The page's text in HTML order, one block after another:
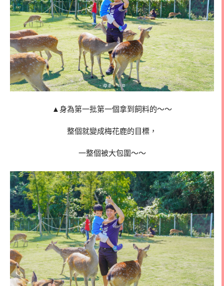
▲身為第一批第一個拿到飼料的～～
整個就變成梅花鹿的目標，
一整個被大包圍～～